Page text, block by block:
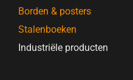
Borden & posters
Stalenboeken
Industriële producten